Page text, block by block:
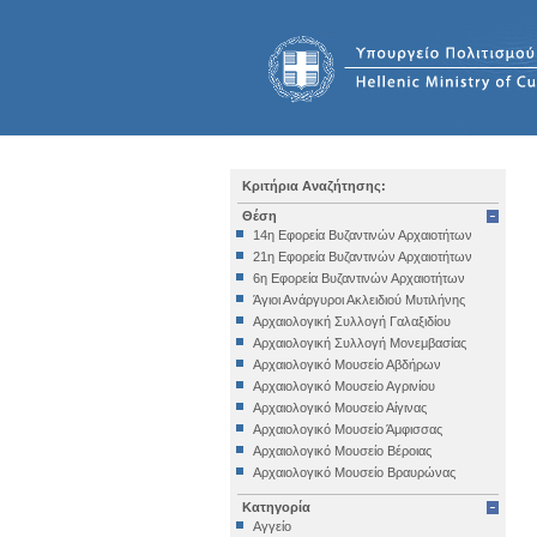
Κριτήρια Αναζήτησης:
Θέση
14η Εφορεία Βυζαντινών Αρχαιοτήτων
21η Εφορεία Βυζαντινών Αρχαιοτήτων
6η Εφορεία Βυζαντινών Αρχαιοτήτων
Άγιοι Ανάργυροι Ακλειδιού Μυτιλήνης
Αρχαιολογική Συλλογή Γαλαξιδίου
Αρχαιολογική Συλλογή Μονεμβασίας
Αρχαιολογικό Μουσείο Αβδήρων
Αρχαιολογικό Μουσείο Αγρινίου
Αρχαιολογικό Μουσείο Αίγινας
Αρχαιολογικό Μουσείο Άμφισσας
Αρχαιολογικό Μουσείο Βέροιας
Αρχαιολογικό Μουσείο Βραυρώνας
Αρχαιολογικό Μουσείο Δελφών
Αρχαιολογικό Μουσείο Ηγουμενίτσας
Κατηγορία
Αγγείο